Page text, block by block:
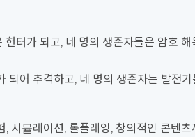
터가 되고, 네 명의 생존자들은 암호
되어 추격하고, 네 명의 생존자는 발전
시뮬레이션, 롤플레잉, 창의적인 콘텐